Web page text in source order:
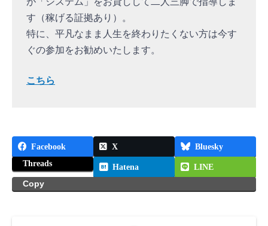
す（稼げる証拠あり）。
特に、平凡なまま人生を終わりたくない方は今す
ぐの参加をお勧めいたします。
こちら
Facebook X
Bluesky
Threads
Hatena
LINE
Copy